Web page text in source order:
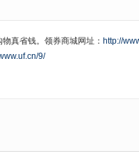
真省钱。领券商城网址： http://
9/